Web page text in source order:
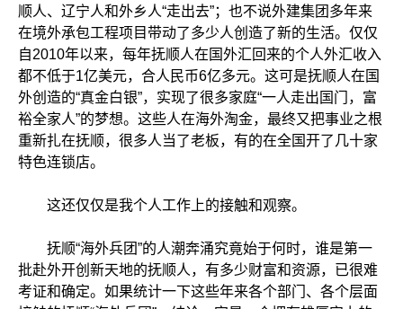
顺人、辽宁人和外乡人“走出去”；也不说外建集团多年来
在境外承包工程项目带动了多少人创造了新的生活。仅仅
自2010年以来，每年抚顺人在国外汇回来的个人外汇收入
都不低于1亿美元，合人民币6亿多元。这可是抚顺人在国
外创造的“真金白银”，实现了很多家庭“一人走出国门，富
裕全家人”的梦想。这些人在海外淘金，最终又把事业之根
重新扎在抚顺，很多人当了老板，有的在全国开了几十家
特色连锁店。
这还仅仅是我个人工作上的接触和观察。
抚顺“海外兵团”的人潮奔涌究竟始于何时，谁是第一
批赴外开创新天地的抚顺人，有多少财富和资源，已很难
考证和确定。如果统计一下这些年来各个部门、各个层面